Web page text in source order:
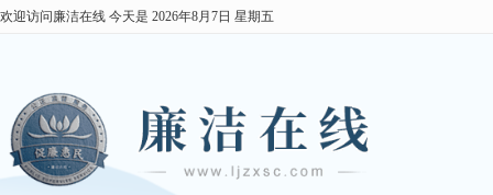
欢迎访问廉洁在线 今天是 2026年8月7日 星期五